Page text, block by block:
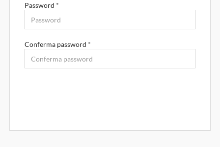
lavoro
il
CV
Login
Password *
Conferma password *